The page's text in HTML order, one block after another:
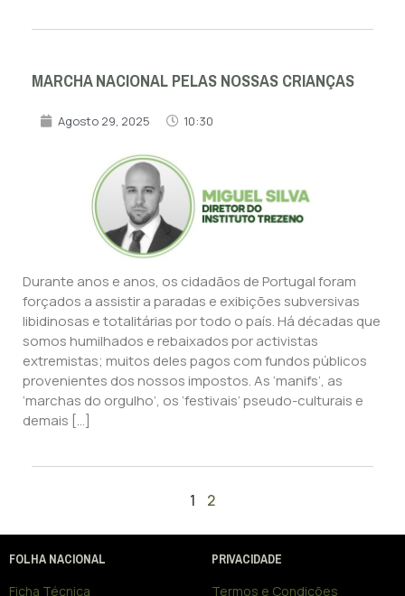
MARCHA NACIONAL PELAS NOSSAS CRIANÇAS
Agosto 29, 2025 10:30
Durante anos e anos, os cidadãos de Portugal foram
forçados a assistir a paradas e exibições subversivas
libidinosas e totalitárias por todo o país. Há décadas que
somos humilhados e rebaixados por activistas
extremistas; muitos deles pagos com fundos públicos
provenientes dos nossos impostos. As ‘manifs’, as
‘marchas do orgulho’, os ‘festivais’ pseudo-culturais e
demais […]
1 2
FOLHA NACIONAL
Ficha Técnica
PRIVACIDADE
Termos e Condições